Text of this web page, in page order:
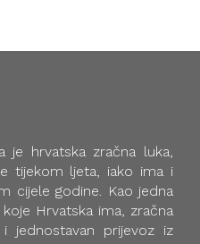
je hrvatska zračna luka,
tijekom ljeta, iako ima i
cijele godine. Kao jedna
Hrvatska ima, zračna
jednostavan prijevoz iz